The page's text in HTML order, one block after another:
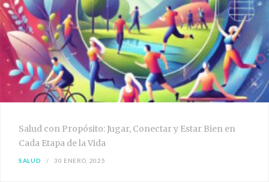
Salud con Propósito: Jugar, Conectar y Estar Bien en
Cada Etapa de la Vida
SALUD 30 ENERO, 2025